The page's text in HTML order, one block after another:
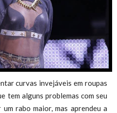
curvas invejáveis em roupas
tem alguns problemas com seu
rabo maior, mas aprendeu a